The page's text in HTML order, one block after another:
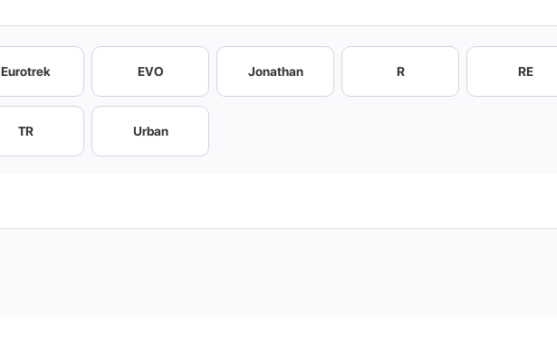
Eurotrek EVO Jonathan R RE
TR Urban